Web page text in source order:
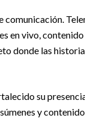
en vivo,
donde las
su
y